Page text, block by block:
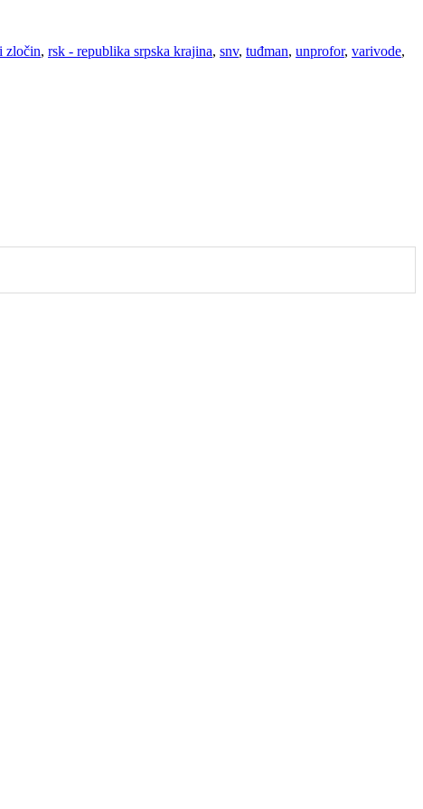
zločin, rsk - republika srpska krajina, snv, tuđman, unprofor, varivode,